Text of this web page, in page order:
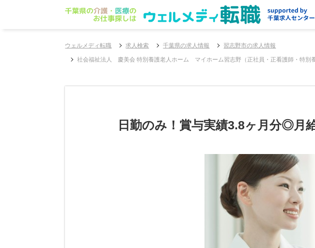
ウェルメディ転職 求人検索 千葉県の求人情報 習志野市の求人情報
社会福祉法人 慶美会 特別養護老人ホーム マイホーム習志野（正社員・正看護師・特別
日勤のみ！賞与実績3.8ヶ月分◎月